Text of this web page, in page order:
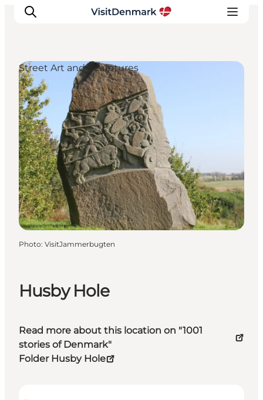
Inspirations
Destinations
Quoi faire
Hébergements
Planifiez votre voyage
Husby Hole
Read more about this location on "1001
stories of Denmark"
Folder Husby Hole
Street Art and Sculptures
Photo: VisitJammerbugten